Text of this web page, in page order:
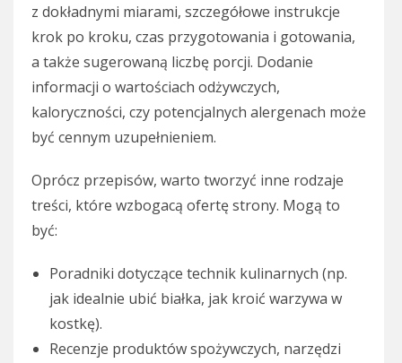
z dokładnymi miarami, szczegółowe instrukcje
krok po kroku, czas przygotowania i gotowania,
a także sugerowaną liczbę porcji. Dodanie
informacji o wartościach odżywczych,
kaloryczności, czy potencjalnych alergenach może
być cennym uzupełnieniem.
Oprócz przepisów, warto tworzyć inne rodzaje
treści, które wzbogacą ofertę strony. Mogą to
być:
Poradniki dotyczące technik kulinarnych (np.
jak idealnie ubić białka, jak kroić warzywa w
kostkę).
Recenzje produktów spożywczych, narzędzi